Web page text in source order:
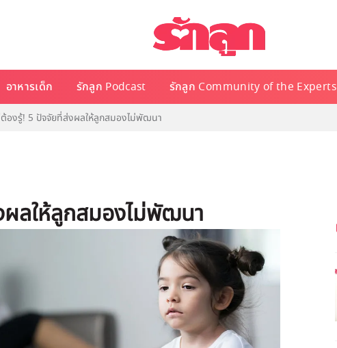
อาหารเด็ก รักลูก Podcast รักลูก Community of the Experts
องรู้! 5 ปัจจัยที่ส่งผลให้ลูกสมองไม่พัฒนา
ลให้ลูกสมองไม่พัฒนา